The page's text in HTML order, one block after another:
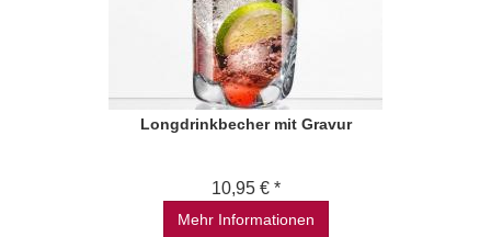
Longdrinkbecher mit Gravur
10,95 € *
Mehr Informationen